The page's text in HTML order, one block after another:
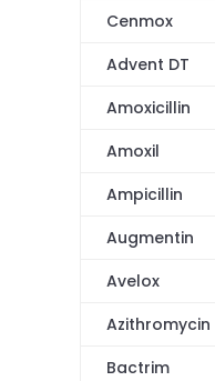
Cenmox
Advent DT
Amoxicillin
Amoxil
Ampicillin
Augmentin
Avelox
Azithromycin
Bactrim